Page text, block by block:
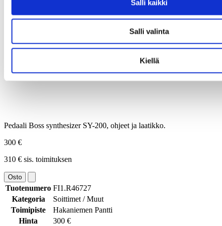
Salli kaikki
Salli valinta
Kiellä
Pedaali Boss synthesizer SY-200, ohjeet ja laatikko.
300 €
310 € sis. toimituksen
Osto
Tuotenumero FI1.R46727
Kategoria
Soittimet / Muut
Toimipiste
Hakaniemen Pantti
Hinta
300 €